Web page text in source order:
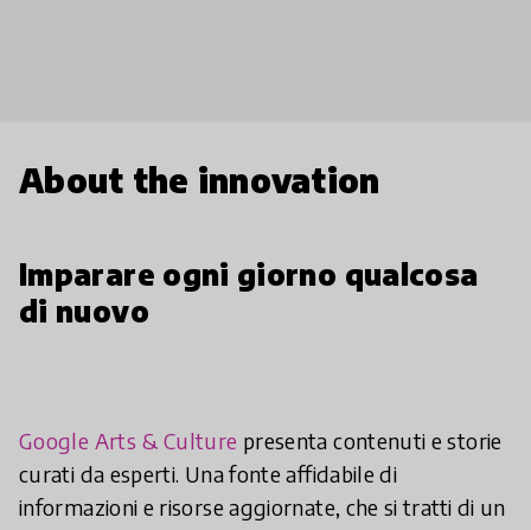
About the innovation
Imparare ogni giorno qualcosa
di nuovo
Google Arts & Culture presenta contenuti e storie
curati da esperti. Una fonte affidabile di
informazioni e risorse aggiornate, che si tratti di un